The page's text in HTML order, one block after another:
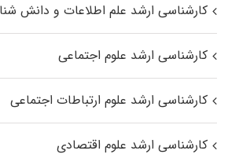
کارشناسی ارشد علم اطلاعات و دانش
کارشناسی ارشد علوم اجتماعی
کارشناسی ارشد علوم ارتباطات اجتماعی
کارشناسی ارشد علوم اقتصادی